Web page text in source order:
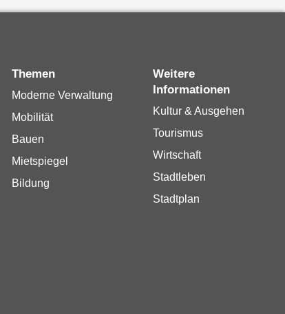
Themen
Moderne Verwaltung
Mobilität
Bauen
Mietspiegel
Bildung
Weitere
Informationen
Kultur & Ausgehen
Tourismus
Wirtschaft
Stadtleben
Stadtplan